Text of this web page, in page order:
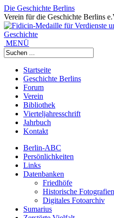
Die Geschichte Berlins
Verein für die Geschichte Berlins
MENÜ
Startseite
Geschichte Berlins
Forum
Verein
Bibliothek
Vierteljahresschrift
Jahrbuch
Kontakt
Berlin-ABC
Persönlichkeiten
Links
Datenbanken
Friedhöfe
Historische Fotografien
Digitales Fotoarchiv
Sumarius